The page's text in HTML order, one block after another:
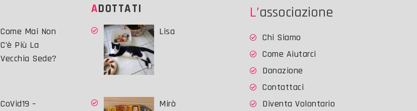
Come Mai Non
C’è Più La
Vecchia Sede?
CoVid19 –
ADOTTATI
Lisa
Mirò
L’associazione
Chi Siamo
Come Aiutarci
Donazione
Contattaci
Diventa Volontario